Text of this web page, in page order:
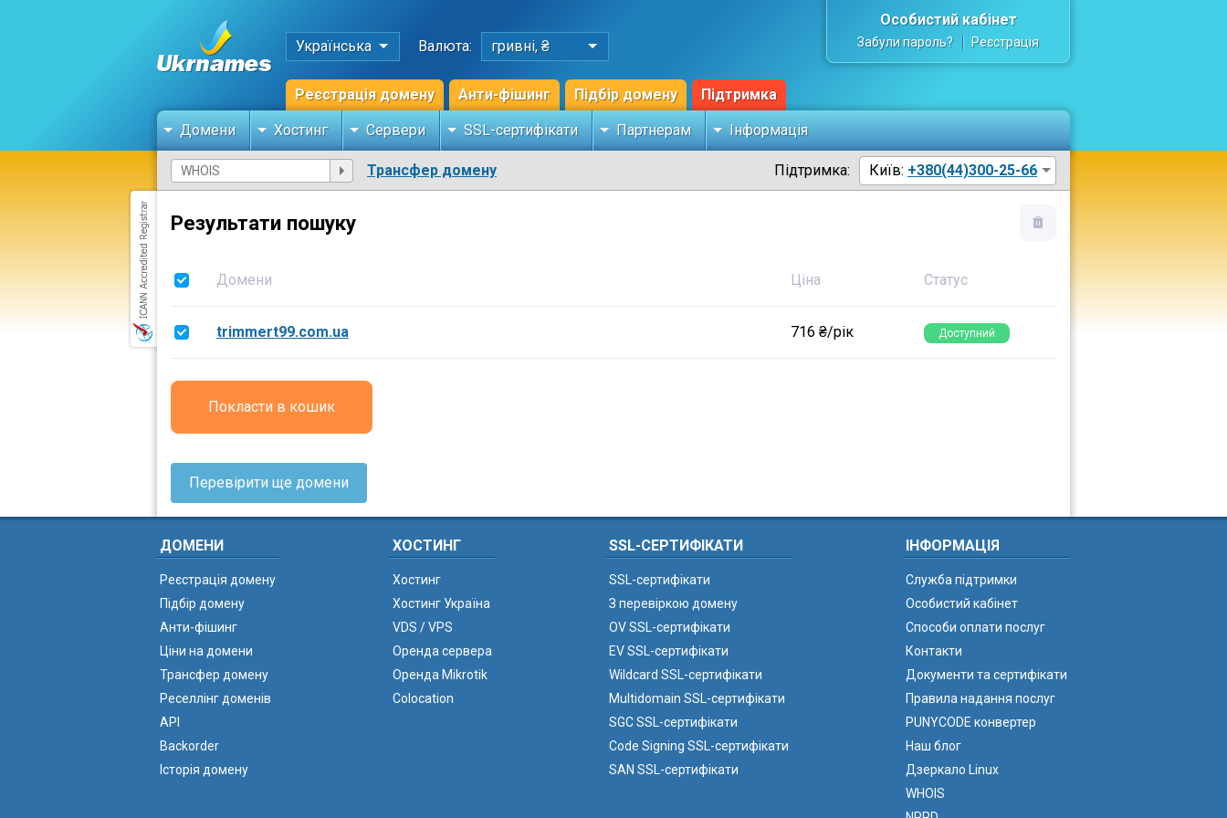
Українська Валюта: гривні, ₴
Реєстрація домену Анти-фішинг Підбір домену Підтримка
Особистий кабінет
Забули пароль? Реєстрація
Домени Хостинг Сервери SSL-сертифікати Партнерам Інформація
Трансфер домену Підтримка: Київ: +380(44)300-25-66
Результати пошуку
Домени Ціна Статус
trimmert99.com.ua 716 ₴/рік Доступний
Покласти в кошик
Перевірити ще домени
ДОМЕНИ
Реєстрація домену
Підбір домену
Анти-фішинг
Ціни на домени
Трансфер домену
Реселлінг доменів
API
Backorder
Історія домену
ХОСТИНГ
Хостинг
Хостинг Україна
VDS / VPS
Оренда сервера
Оренда Mikrotik
Colocation
SSL-СЕРТИФІКАТИ
SSL-сертифікати
З перевіркою домену
OV SSL-сертифікати
EV SSL-сертифікати
Wildcard SSL-сертифікати
Multidomain SSL-сертифікати
SGC SSL-сертифікати
Code Signing SSL-сертифікати
SAN SSL-сертифікати
ІНФОРМАЦІЯ
Служба підтримки
Особистий кабінет
Способи оплати послуг
Контакти
Документи та сертифікати
Правила надання послуг
PUNYCODE конвертер
Наш блог
Дзеркало Linux
WHOIS